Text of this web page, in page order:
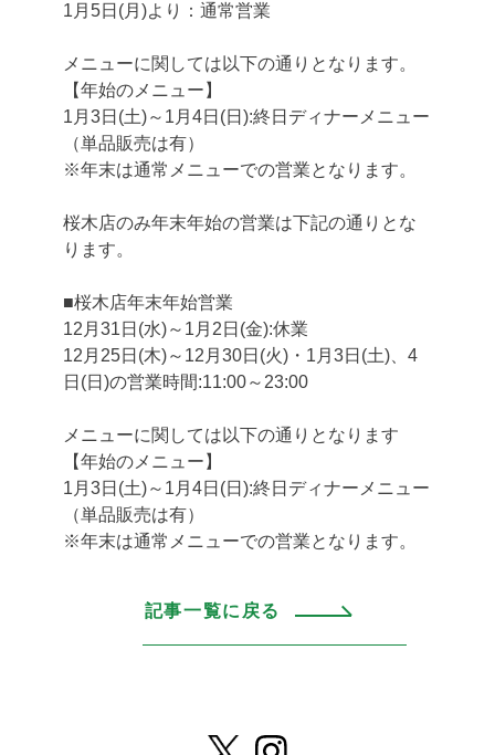
1月5日(月)より：通常営業
メニューに関しては以下の通りとなります。
【年始のメニュー】
1月3日(土)～1月4日(日):終日ディナーメニュー
（単品販売は有）
※年末は通常メニューでの営業となります。
桜木店のみ年末年始の営業は下記の通りとな
ります。
■桜木店年末年始営業
12月31日(水)～1月2日(金):休業
12月25日(木)～12月30日(火)・1月3日(土)、4
日(日)の営業時間:11:00～23:00
メニューに関しては以下の通りとなります
【年始のメニュー】
1月3日(土)～1月4日(日):終日ディナーメニュー
（単品販売は有）
※年末は通常メニューでの営業となります。
記事一覧に戻る